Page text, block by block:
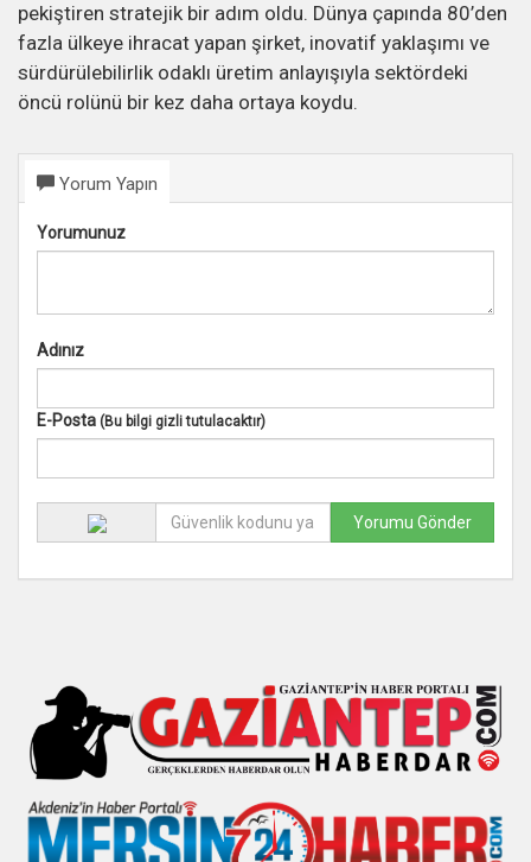
pekiştiren stratejik bir adım oldu. Dünya çapında 80’den
fazla ülkeye ihracat yapan şirket, inovatif yaklaşımı ve
sürdürülebilirlik odaklı üretim anlayışıyla sektördeki
öncü rolünü bir kez daha ortaya koydu.
Yorum Yapın
Yorumunuz
Adınız
E-Posta (Bu bilgi gizli tutulacaktır)